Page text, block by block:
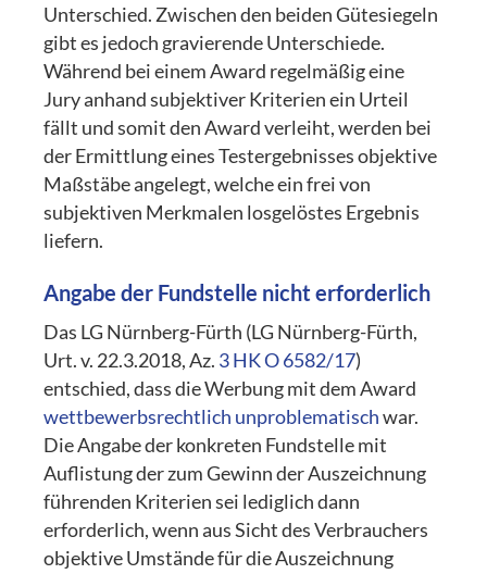
Unterschied. Zwischen den beiden Gütesiegeln
gibt es jedoch gravierende Unterschiede.
Während bei einem Award regelmäßig eine
Jury anhand subjektiver Kriterien ein Urteil
fällt und somit den Award verleiht, werden bei
der Ermittlung eines Testergebnisses objektive
Maßstäbe angelegt, welche ein frei von
subjektiven Merkmalen losgelöstes Ergebnis
liefern.
Angabe der Fundstelle nicht erforderlich
Das LG Nürnberg-Fürth (LG Nürnberg-Fürth,
Urt. v. 22.3.2018, Az. 3 HK O 6582/17)
entschied, dass die Werbung mit dem Award
wettbewerbsrechtlich unproblematischwar.
Die Angabe der konkreten Fundstelle mit
Auflistung der zum Gewinn der Auszeichnung
führenden Kriterien sei lediglich dann
erforderlich, wenn aus Sicht des Verbrauchers
objektive Umstände für die Auszeichnung